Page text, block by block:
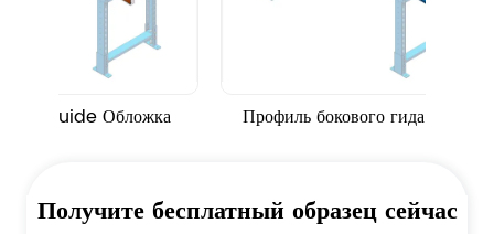
Guide Обложка Профиль бокового гида CHIM
Получите бесплатный образец сейчас